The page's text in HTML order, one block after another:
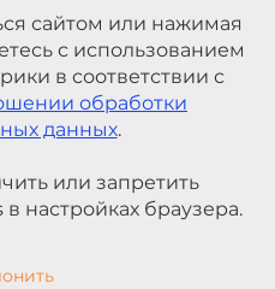
сайтом или нажимая
с использованием
в соответствии с
обработки
данных.
или запретить
настройках браузера.